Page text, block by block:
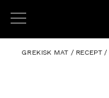
GREKISK MAT / RECEPT/